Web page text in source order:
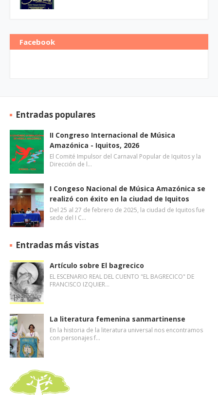
Facebook
Entradas populares
II Congreso Internacional de Música
Amazónica - Iquitos, 2026
El Comité Impulsor del Carnaval Popular de Iquitos y la
Dirección de l…
I Congeso Nacional de Música Amazónica se
realizó con éxito en la ciudad de Iquitos
Del 25 al 27 de febrero de 2025, la ciudad de Iquitos fue
sede del I C…
Entradas más vistas
Artículo sobre El bagrecico
EL ESCENARIO REAL DEL CUENTO "EL BAGRECICO" DE
FRANCISCO IZQUIER…
La literatura femenina sanmartinense
En la historia de la literatura universal nos encontramos
con personajes f…